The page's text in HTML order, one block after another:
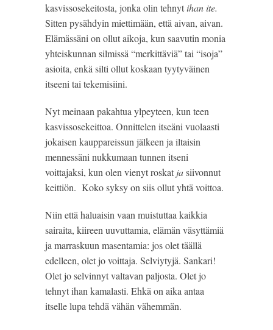
kasvissosekeitosta, jonka olin tehnyt ihan ite.
Sitten pysähdyin miettimään, että aivan, aivan.
Elämässäni on ollut aikoja, kun saavutin monia
yhteiskunnan silmissä “merkittäviä” tai “isoja”
asioita, enkä silti ollut koskaan tyytyväinen
itseeni tai tekemisiini.
Nyt meinaan pakahtua ylpeyteen, kun teen
kasvissosekeittoa. Onnittelen itseäni vuolaasti
jokaisen kauppareissun jälkeen ja iltaisin
mennessäni nukkumaan tunnen itseni
voittajaksi, kun olen vienyt roskat jasiivonnut
keittiön. Koko syksy on siis ollut yhtä voittoa.
Niin että haluaisin vaan muistuttaa kaikkia
sairaita, kiireen uuvuttamia, elämän väsyttämiä
ja marraskuun masentamia: jos olet täällä
edelleen, olet jo voittaja. Selviytyjä. Sankari!
Olet jo selvinnyt valtavan paljosta. Olet jo
tehnyt ihan kamalasti. Ehkä on aika antaa
itselle lupa tehdä vähän vähemmän.